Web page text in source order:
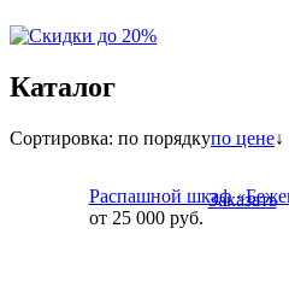
Каталог
Сортировка: по порядкупо цене↓
Распашной шкаф
от 25 000руб.
Заказать